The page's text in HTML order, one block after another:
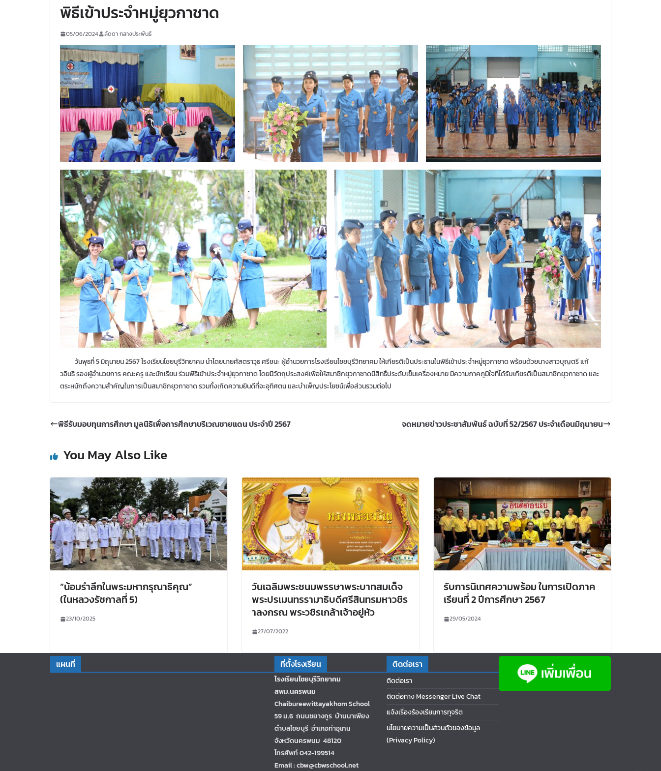
พิธีเข้าประจำหมู่ยุวกาชาด
05/06/2024 ลัดดา กลางประพันธ์
วันพุธที่ 5 มิถุนายน 2567 โรงเรียนไชยบุรีวิทยาคม นำโดยนายศัสตราวุธ ศรีชนะ ผู้อำนวยการโรงเรียนไชยบุรีวิทยาคม ให้เกียรติเป็นประธานในพิธีเข้าประจำหมู่ยุวกาชาด พร้อมด้วยนางสาวบุญตรี แก้
วอินธิ รองผู้อำนวยการคณะครู และนักเรียน ร่วมพิธีเข้าประจำหมู่ยุวกาชาด โดยมีวัตถุประสงค์เพื่อให้สมาชิกยุวกาชาดมีสิทธิ์ประดับเข็มเครื่องหมาย มีความภาคภูมิใจที่ได้รับเกียรติเป็นสมาชิกยุวกาชาด และ
ตระหนักถึงความสำคัญในการเป็นสมาชิกยุวกาชาด รวมทั้งเกิดความยินดีที่จะอุทิศตน และบำเพ็ญประโยชน์เพื่อส่วนรวมต่อไป
พิธีรับมอบทุนการศึกษา มูลนิธิเพื่อการศึกษาบริเวณชายแดน ประจำปี 2567 จดหมายข่าวประชาสัมพันธ์ ฉบับที่ 52/2567 ประจำเดือนมิถุนายน
You May Also Like
“น้อมรำลึกในพระมหากรุณาธิคุณ”
(ในหลวงรัชกาลที่ 5)
23/10/2025
วันเฉลิมพระชนมพรรษาพระบาทสมเด็จ
พระปรเมนทรรามาธิบดีศรีสินทรมหาวชิร
าลงกรณ พระวชิรเกล้าเจ้าอยู่หัว
27/07/2022
รับการนิเทศความพร้อม ในการเปิดภาค
เรียนที่ 2 ปีการศึกษา 2567
29/05/2024
แผนที่ ที่ตั้งโรงเรียน
โรงเรียนไชยบุรีวิทยาคม
สพม.นครพนม
Chaibureewittayakhom School
59 ม.6 ถนนชยางกูร บ้านนาเพียง
ตำบลไชยบุรี อำเภอท่าอุเทน
จังหวัดนครพนม 48120
โทรศัพท์ 042-199514
Email : cbw@cbwschool.net
ติดต่อเรา
ติดต่อเรา
ติดต่อทาง Messenger Live Chat
แจ้งเรื่องร้องเรียนการทุจริต
นโยบายความเป็นส่วนตัวของข้อมูล
(Privacy Policy)